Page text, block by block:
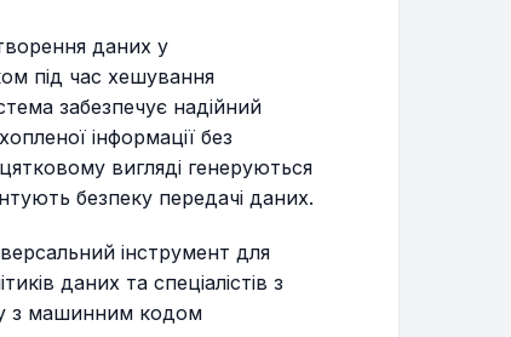
даних у
під час хешування
забезпечує надійний
інформації без
вигляді генеруються
безпеку передачі даних.
інструмент для
даних та спеціалістів з
з машинним кодом